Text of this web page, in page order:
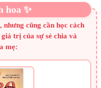
hoa ✨
nhưng cũng cần học cách
trị của sự sẻ chia và
mẹ: